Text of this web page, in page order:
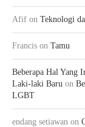
Afif on Teknologi
Francis on Tamu
Beberapa Hal Yang
Laki-laki Baru on
LGBT
endang setiawan on